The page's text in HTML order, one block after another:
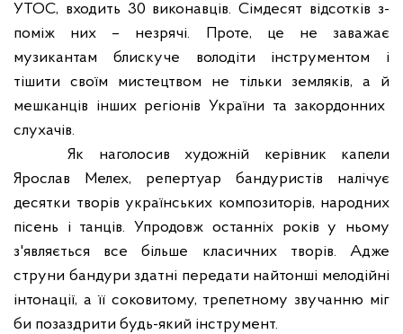
УТОС, входить 30 виконавців. Сімдесят відсотків з-
поміж них
– незрячі. Проте, це не заважає
музикантам блискуче володіти інструментом і
тішити своїм мистецтвом не тільки земляків,
а й
мешканців інших регіонів України та закордонних
слухачів.
Як наголосив художній керівник капели
Ярослав Мелех, репертуар бандуристів налічує
десятки творів українських композиторів, народних
пісень і танців.Упродовж останніх років у ньому
з'являється все більше класичних творів. Адже
струни бандури здатні передати найтонші мелодійні
інтонації, а її соковитому, трепетному звучанню міг
би позаздрити будь-який інструмент.